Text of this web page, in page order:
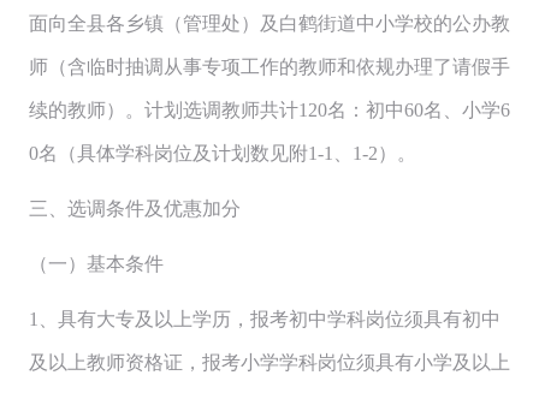
面向全县各乡镇（管理处）及白鹤街道中小学校的公办教
师（含临时抽调从事专项工作的教师和依规办理了请假手
续的教师）。计划选调教师共计120名：初中60名、小学6
0名（具体学科岗位及计划数见附1-1、1-2）。
三、选调条件及优惠加分
（一）基本条件
1、具有大专及以上学历，报考初中学科岗位须具有初中
及以上教师资格证，报考小学学科岗位须具有小学及以上